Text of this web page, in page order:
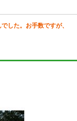
した。お手数ですが、